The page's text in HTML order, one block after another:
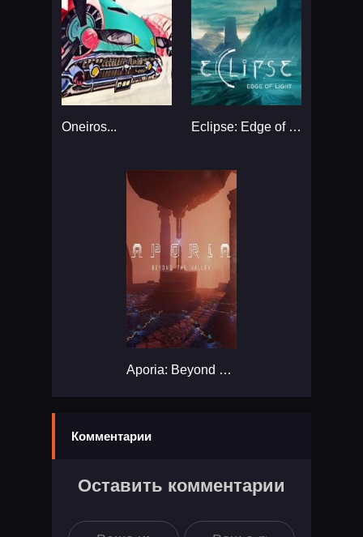
Oneiros... Eclipse: Edge of Light...
Aporia: Beyond The Valley...
Комментарии
Оставить комментарии